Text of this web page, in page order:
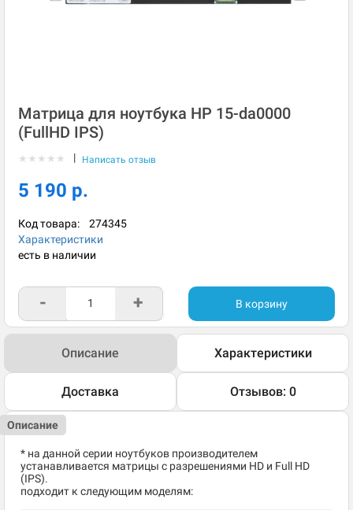
Матрица для ноутбука HP 15-da0000
(FullHD IPS)
★ ★ ★ ★ ★ | Написать отзыв
5 190 р.
Код товара: 274345
Характеристики
есть в наличии
- + В корзину
Описание Характеристики
Доставка Отзывов: 0
Описание
* на данной серии ноутбуков производителем
устанавливается матрицы с разрешениями HD и Full HD
(IPS).
подходит к следующим моделям: